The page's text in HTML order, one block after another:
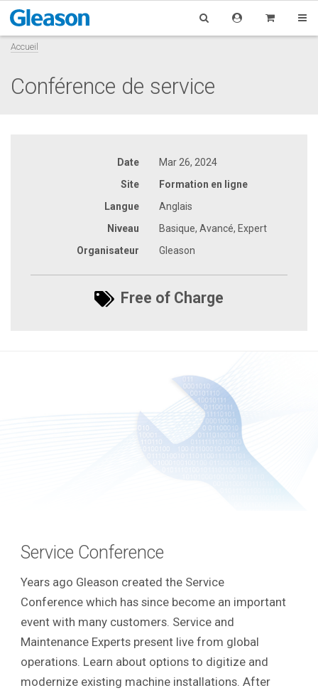
Accueil
Conférence de service
Date
Mar 26, 2024
Site
Formation en ligne
Langue
Anglais
Niveau
Basique, Avancé, Expert
Organisateur
Gleason
Free of Charge
Service Conference
Years ago Gleason created the Service
Conference which has since become an important
event with many customers. Service and
Maintenance Experts present live from global
operations. Learn about options to digitize and
modernize existing machine installations. After